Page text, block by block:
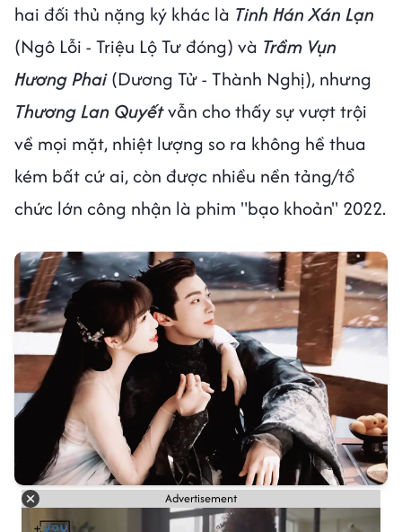
hai đối thủ nặng ký khác là Tinh Hán Xán Lạn
(Ngô Lỗi - Triệu Lộ Tư đóng) và Trầm Vụn
Hương Phai(Dương Tử - Thành Nghị), nhưng
Thương Lan Quyếtvẫn cho thấy sự vượt trội
về mọi mặt, nhiệt lượng so ra không hề thua
kém bất cứ ai, còn được nhiều nền tảng/tổ
chức lớn công nhận là phim "bạo khoản" 2022.
Advertisement